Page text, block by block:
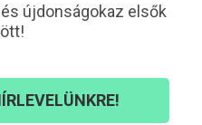
újdonságokaz elsők